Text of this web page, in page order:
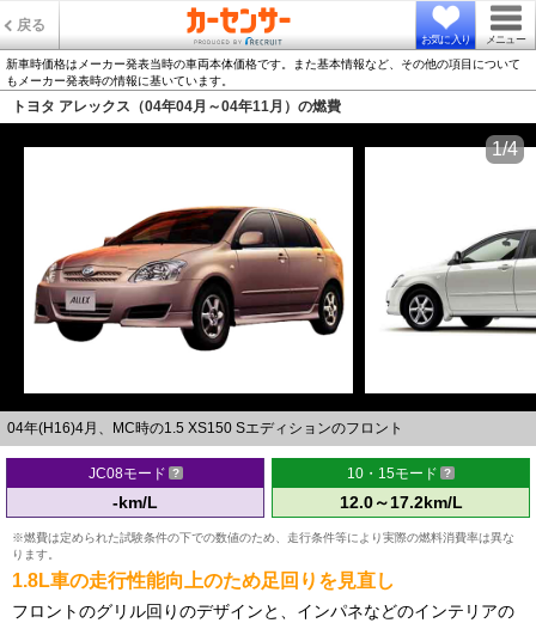
戻る
お気に入り メニュー
新車時価格はメーカー発表当時の車両本体価格です。また基本情報など、その他の項目について
もメーカー発表時の情報に基いています。
トヨタ アレックス（04年04月～04年11月）の燃費
04年(H16)4月、MC時の1.5 XS150 Sエディションのフロント
1/4
JC08モード
-km/L
10・15モード
12.0～17.2km/L
※燃費は定められた試験条件の下での数値のため、走行条件等により実際の燃料消費率は異な
ります。
1.8L車の走行性能向上のため足回りを見直し
フロントのグリル回りのデザインと、インパネなどのインテリアの